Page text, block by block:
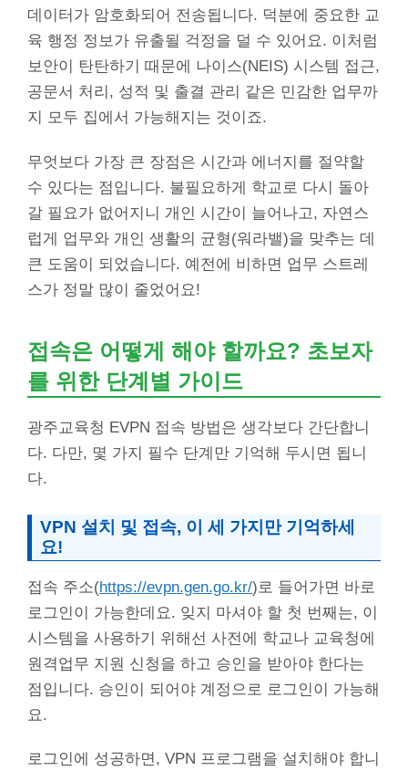
데이터가 암호화되어 전송됩니다. 덕분에 중요한 교
육 행정 정보가 유출될 걱정을 덜 수 있어요. 이처럼
보안이 탄탄하기 때문에 나이스(NEIS) 시스템 접근,
공문서 처리, 성적 및 출결 관리 같은 민감한 업무까
지 모두 집에서 가능해지는 것이죠.
무엇보다 가장 큰 장점은 시간과 에너지를 절약할
수 있다는 점입니다. 불필요하게 학교로 다시 돌아
갈 필요가 없어지니 개인 시간이 늘어나고, 자연스
럽게 업무와 개인 생활의 균형(워라밸)을 맞추는 데
큰 도움이 되었습니다. 예전에 비하면 업무 스트레
스가 정말 많이 줄었어요!
접속은 어떻게 해야 할까요? 초보자
를 위한 단계별 가이드
광주교육청 EVPN 접속 방법은 생각보다 간단합니
다. 다만, 몇 가지 필수 단계만 기억해 두시면 됩니
다.
VPN 설치 및 접속, 이 세 가지만 기억하세
요!
접속 주소(https://evpn.gen.go.kr/)로 들어가면 바로
로그인이 가능한데요. 잊지 마셔야 할 첫 번째는, 이
시스템을 사용하기 위해선 사전에 학교나 교육청에
원격업무 지원 신청을 하고 승인을 받아야 한다는
점입니다. 승인이 되어야 계정으로 로그인이 가능해
요.
로그인에 성공하면, VPN 프로그램을 설치해야 합니